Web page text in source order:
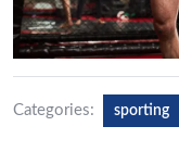
Categories: sporting